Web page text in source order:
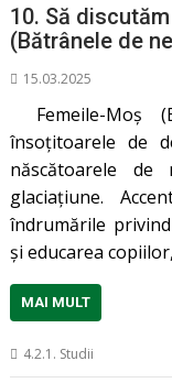
10. Să
(Bătrânele de
15.03.2025
Femeile-Moș
însoțitoarele de
născătoarele de
glaciațiune.
îndrumările
și educarea
MAI MULT
4.2.1. Studii